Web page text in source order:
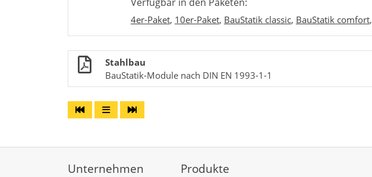
4er-Paket, 10er-Paket, BauStatik classic, BauStatik comfort,
Stahlbau
BauStatik-Module nach DIN EN 1993-1-1
Unternehmen Produkte